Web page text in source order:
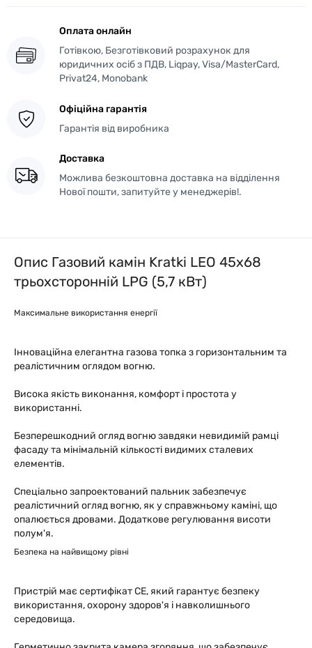
Оплата онлайн
Готівкою, Безготівковий розрахунок для
юридичних осіб з ПДВ, Liqpay, Visa/MasterCard,
Privat24, Monobank
Офіційна гарантія
Гарантія від виробника
Доставка
Можлива безкоштовна доставка на відділення
Нової пошти, запитуйте у менеджерів!.
Опис Газовий камін Kratki LEO 45х68
трьохсторонній LPG (5,7 кВт)
Максимальне використання енергії
Інноваційна елегантна газова топка з горизонтальним та
реалістичним оглядом вогню.
Висока якість виконання, комфорт і простота у
використанні.
Безперешкодний огляд вогню завдяки невидимій рамці
фасаду та мінімальній кількості видимих сталевих
елементів.
Спеціально запроектований пальник забезпечує
реалістичний огляд вогню, як у справжньому каміні, що
опалюється дровами. Додаткове регулювання висоти
полум'я.
Безпека на найвищому рівні
Пристрій має сертифікат СЕ, який гарантує безпеку
використання, охорону здоров'я і навколишнього
середовища.